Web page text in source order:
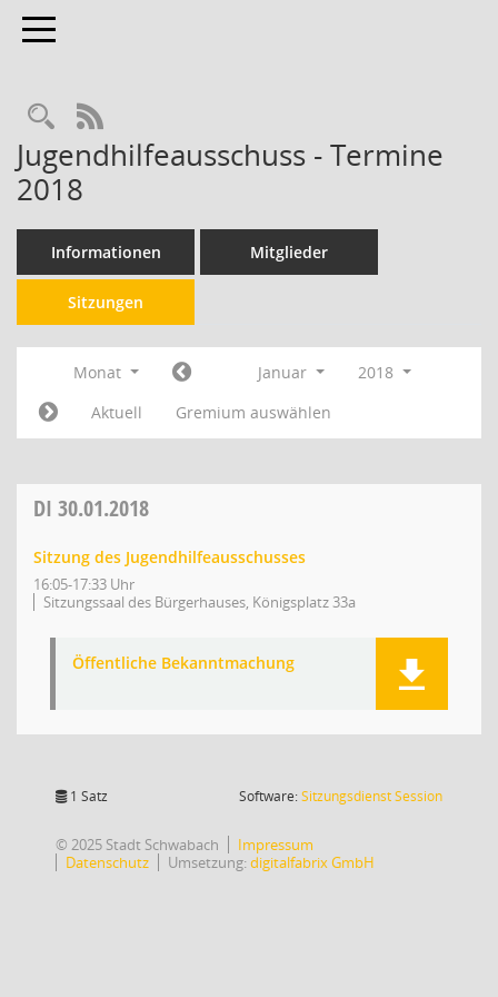
Toggle navigation
RSS-Feed
Jugendhilfeausschuss - Termine
2018
Informationen Mitglieder
Sitzungen
Monat Januar
2018
Aktuell
Gremium auswählen
DI 30.01.2018
Sitzung des Jugendhilfeausschusses
16:05-17:33 Uhr
Sitzungssaal des Bürgerhauses, Königsplatz 33a
Öffentliche Bekanntmachung
1 Satz Software:SitzungsdienstSession(Wird in
© 2025 Stadt Schwabach
Impressum
Datenschutz
Umsetzung:digitalfabrix GmbH